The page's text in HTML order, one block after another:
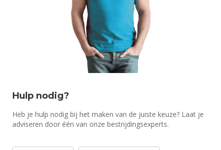
Hulp nodig?
Heb je hulp nodig bij het maken van de juiste keuze? Laat je
adviseren door één van onze bestrijdingsexperts.